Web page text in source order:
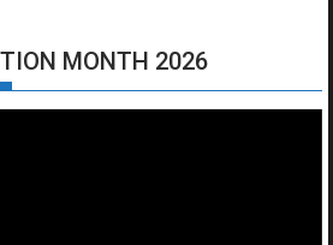
MONTH 2026